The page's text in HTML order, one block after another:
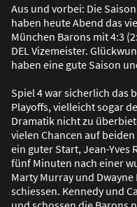
Aus und vorbei: Die
haben heute Abend das
München Barons mit 4:3
DEL Vizemeister.
haben eine gute Saison
Spiel 4 war sicherlich das
Playoffs, vielleicht sogar
Dramatik nicht zu
vielen Chancen auf
ein guter Start, Jean-Yves
fünf Minuten nach einer
Marty Murray und
schiessen. Kennedy und